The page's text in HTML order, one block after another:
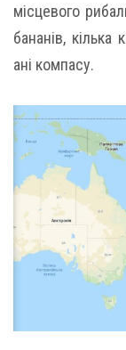
місцевого
бананів, кілька
ані компасу.